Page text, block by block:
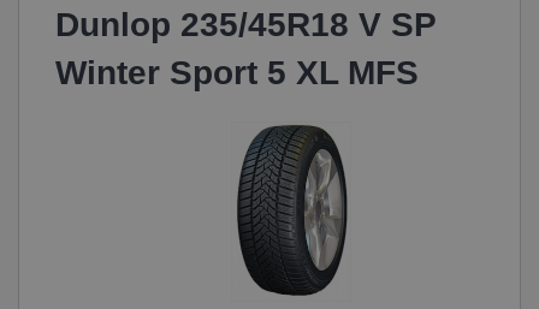
Dunlop 235/45R18 V SP
Winter Sport 5 XL MFS